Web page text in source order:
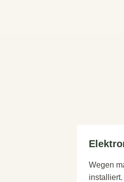
Wegen
installiert.